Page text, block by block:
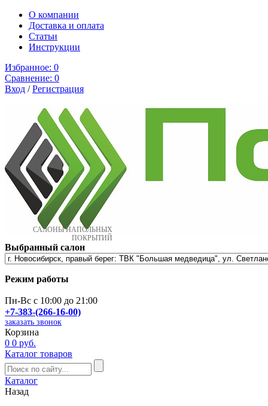
О компании
Доставка и оплата
Cтатьи
Инструкции
Избранное: 0
Сравнение: 0
Вход /Регистрация
САЛОНЫ НАПОЛЬНЫХ
ПОКРЫТИЙ
Выбранный салон
Режим работы
Пн-Вс с 10:00 до 21:00
+7-383-(266-16-00)
заказать звонок
Корзина
0 0 руб.
Каталог товаров
Каталог
Назад